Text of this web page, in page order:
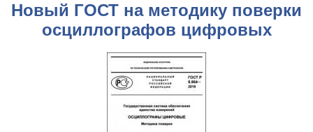
Новый ГОСТ на методику поверки
осциллографов цифровых